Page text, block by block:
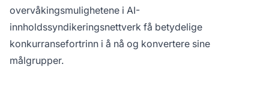
overvåkingsmulighetene i AI-
innholdssyndikeringsnettverk få betydelige
konkurransefortrinn i å nå og konvertere sine
målgrupper.